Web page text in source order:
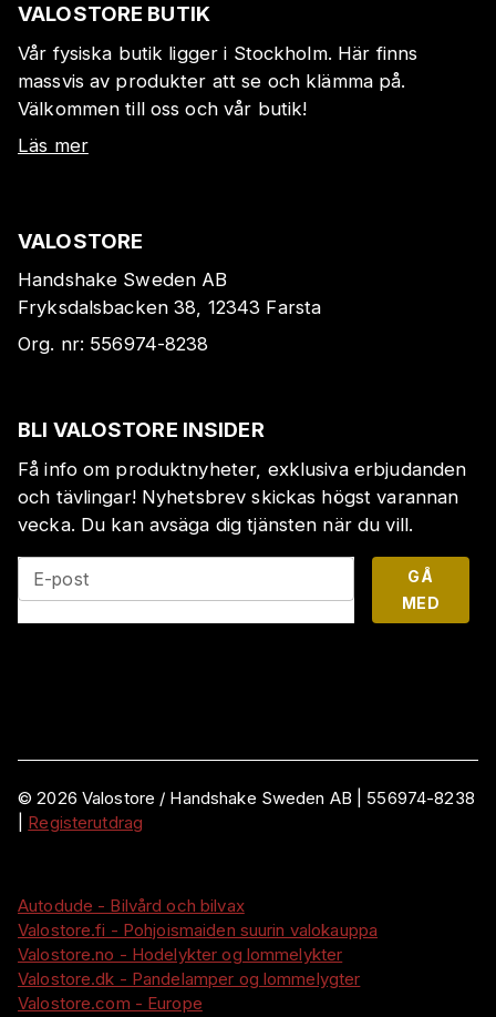
VALOSTORE BUTIK
Vår fysiska butik ligger i Stockholm. Här finns
massvis av produkter att se och klämma på.
Välkommen till oss och vår butik!
Läs mer
VALOSTORE
Handshake Sweden AB
Fryksdalsbacken 38, 12343 Farsta
Org. nr: 556974-8238
BLI VALOSTORE INSIDER
Få info om produktnyheter, exklusiva erbjudanden
och tävlingar! Nyhetsbrev skickas högst varannan
vecka. Du kan avsäga dig tjänsten när du vill.
E-post
GÅ
MED
©2026 Valostore / Handshake Sweden AB
556974-8238
Registerutdrag
Autodude - Bilvård och bilvax
Valostore.fi - Pohjoismaiden suurin valokauppa
Valostore.no - Hodelykter og lommelykter
Valostore.dk - Pandelamper og lommelygter
Valostore.com - Europe